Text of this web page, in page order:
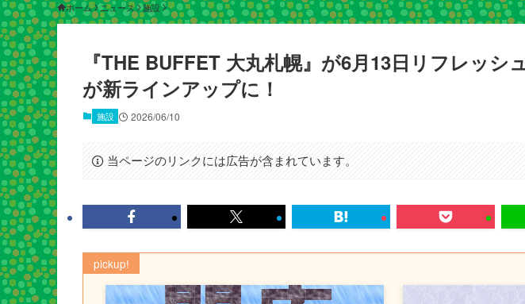
ホーム ニュース 施設
『THE BUFFET 大丸札幌』が6月13日リフレッシ
が新ラインアップに！
施設 2026/06/10
当ページのリンクには広告が含まれています。
pickup!